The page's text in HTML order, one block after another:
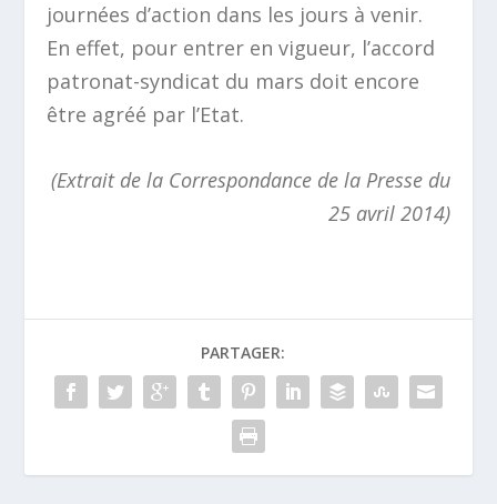
journées d’action dans les jours à venir.
En effet, pour entrer en vigueur, l’accord
patronat-syndicat du mars doit encore
être agréé par l’Etat.
(Extrait de la Correspondance de la Presse du
25 avril 2014)
PARTAGER: